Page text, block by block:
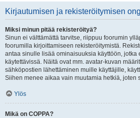
Kirjautumisen ja rekisteröitymisen
Miksi minun pitää rekisteröityä?
Sinun ei välttämättä tarvitse, riippuu foorumin
foorumilla kirjoittamiseen rekisteröitymistä.
antaa sinulle lisää ominaisuuksia käyttöön, jotka
käytettävissä. Näitä ovat mm. avatar-kuvan
sähköpostien lähettäminen muille käyttäjille,
Siihen menee aikaa vain muutamia hetkiä, joten
Ylös
Mikä on COPPA?